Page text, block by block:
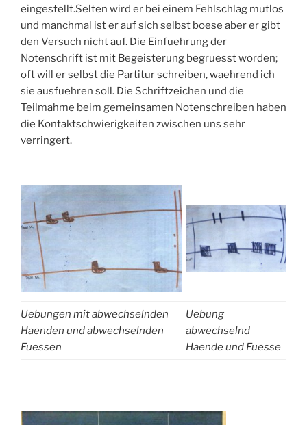
eingestellt.Selten wird er bei einem Fehlschlag mutlos
und manchmal ist er auf sich selbst boese aber er gibt
den Versuch nicht auf. Die Einfuehrung der
Notenschrift ist mit Begeisterung begruesst worden;
oft will er selbst die Partitur schreiben, waehrend ich
sie ausfuehren soll. Die Schriftzeichen und die
Teilmahme beim gemeinsamen Notenschreiben haben
die Kontaktschwierigkeiten zwischen uns sehr
verringert.
Uebungen mit abwechselnden
Haenden und abwechselnden
Fuessen
Uebung
abwechselnd
Haende und Fuesse